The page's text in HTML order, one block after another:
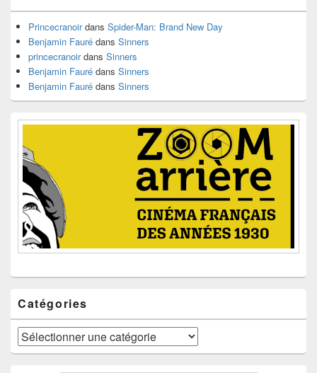
barre
latéralePrincecranoirdans Spider-Man: Brand New Day
Benjamin Fauré dans Sinners
princecranoirdans Sinners
Benjamin Fauré dans Sinners
Benjamin Fauré dans Sinners
Catégories
Catégories